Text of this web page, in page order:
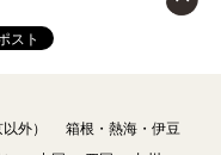
外）
箱根・熱海・伊豆